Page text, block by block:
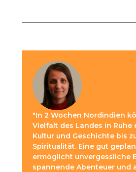
"In 2 Wochen Nordindien
Vielfalt des Landes in Ruhe
Kultur und Geschichte bis
Spiritualität. Eine gut
ermöglicht unvergessliche
spannende Abenteuer und